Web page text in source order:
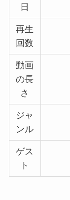
日
再生
回数
動画
の長
さ
ジャ
ンル
ゲス
ト